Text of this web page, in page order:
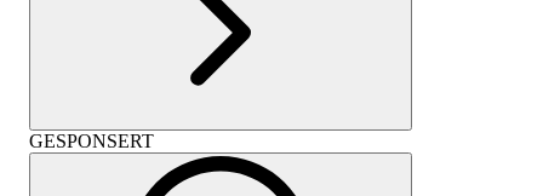
GESPONSERT